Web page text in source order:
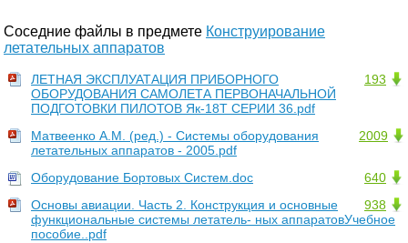
Соседние файлы в предмете Конструирование
летательных аппаратов
193
ЛЕТНАЯ ЭКСПЛУАТАЦИЯ ПРИБОРНОГО
ОБОРУДОВАНИЯ САМОЛЕТА ПЕРВОНАЧАЛЬНОЙ
ПОДГОТОВКИ ПИЛОТОВ Як-18Т СЕРИИ 36.pdf
2009
Матвеенко А.М. (ред.) - Системы оборудования
летательных аппаратов - 2005.pdf
640
Оборудование Бортовых Систем.doc
938
Основы авиации. Часть 2. Конструкция и основные
функциональные системы летатель- ных аппаратовУчебное
пособие..pdf